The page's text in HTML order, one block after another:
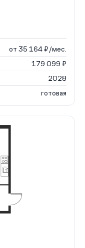
от 35 164 ₽/мес.
179 099 ₽
2028
готовая